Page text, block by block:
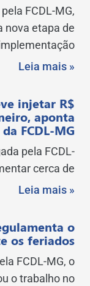
FCDL-MG,
nova etapa de
Leia mais »
injetar R$
aponta
FCDL-MG
pela FCDL-
cerca de
Leia mais »
o
os feriados
FCDL-MG, o
o trabalho no